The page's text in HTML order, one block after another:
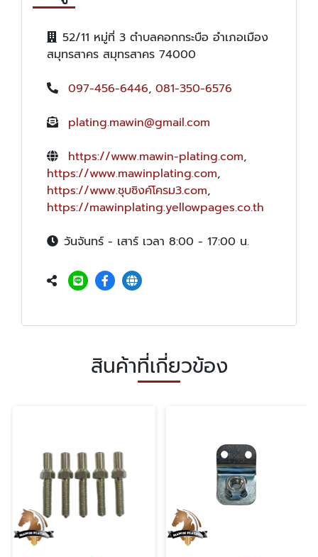
52/11 หมู่ที่ 3 ตำบลคอกกระบือ อำเภอเมือง
สมุทรสาคร สมุทรสาคร 74000
097-456-6446, 081-350-6576
plating.mawin@gmail.com
https://www.mawin-plating.com,
https://www.mawinplating.com,
https://www.ชุบซิงค์โครม3.com,
https://mawinplating.yellowpages.co.th
วันจันทร์ - เสาร์ เวลา 8:00 - 17:00 น.
สินค้าที่เกี่ยวข้อง